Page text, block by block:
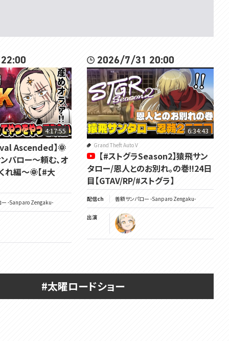
4:17:55
Ascended】🌞
パロー～頼む、オ
れ編～🌞【#大
ー -Sanparo Zengaku-
2026/7/31 20:00
6:34:43
Grand Theft Auto V
【#ストグラSeason2】猿飛サン
タロー/恩人とのお別れ。の巻!!24日
目【GTAV/RP/#ストグラ】
配信ch 善額サンパロー -Sanparo Zengaku-
出演
#太曜ロードショー